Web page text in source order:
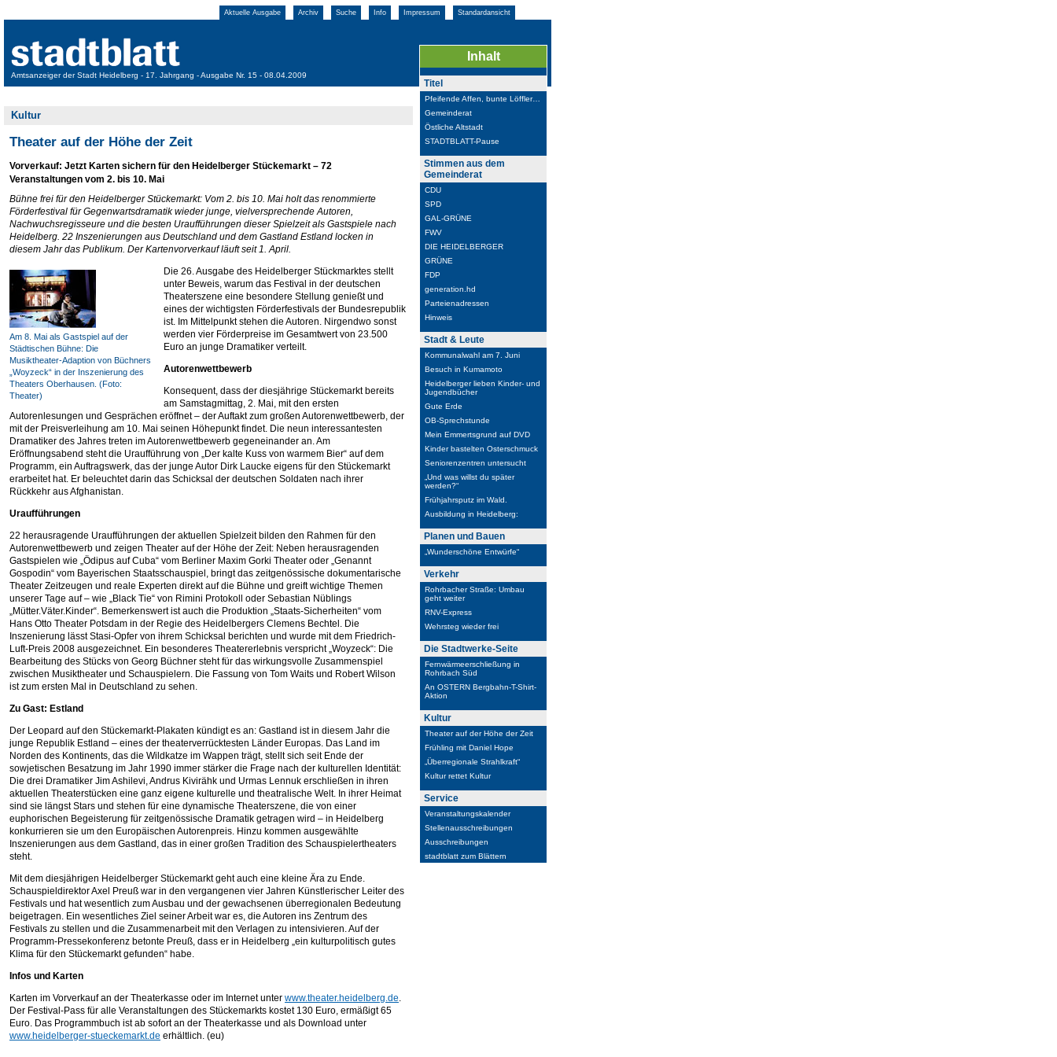
Aktuelle Ausgabe Archiv Suche Info Impressum Standardansicht
Amtsanzeiger der Stadt Heidelberg - 17. Jahrgang - Ausgabe Nr. 15 - 08.04.2009
Kultur
Theater auf der Höhe der Zeit
Vorverkauf: Jetzt Karten sichern für den Heidelberger Stückemarkt – 72
Veranstaltungen vom 2. bis 10. Mai
Bühne frei für den Heidelberger Stückemarkt: Vom 2. bis 10. Mai holt das renommierte
Förderfestival für Gegenwartsdramatik wieder junge, vielversprechende Autoren,
Nachwuchsregisseure und die besten Uraufführungen dieser Spielzeit als Gastspiele nach
Heidelberg. 22 Inszenierungen aus Deutschland und dem Gastland Estland locken in
diesem Jahr das Publikum. Der Kartenvorverkauf läuft seit 1. April.
Am 8. Mai als Gastspiel auf der
Städtischen Bühne: Die
Musiktheater-Adaption von Büchners
„Woyzeck“ in der Inszenierung des
Theaters Oberhausen. (Foto:
Theater)
Die 26. Ausgabe des Heidelberger Stückmarktes stellt
unter Beweis, warum das Festival in der deutschen
Theaterszene eine besondere Stellung genießt und
eines der wichtigsten Förderfestivals der Bundesrepublik
ist. Im Mittelpunkt stehen die Autoren. Nirgendwo sonst
werden vier Förderpreise im Gesamtwert von 23.500
Euro an junge Dramatiker verteilt.
Autorenwettbewerb
Konsequent, dass der diesjährige Stückemarkt bereits
am Samstagmittag, 2. Mai, mit den ersten
Autorenlesungen und Gesprächen eröffnet – der Auftakt zum großen Autorenwettbewerb, der
mit der Preisverleihung am 10. Mai seinen Höhepunkt findet. Die neun interessantesten
Dramatiker des Jahres treten im Autorenwettbewerb gegeneinander an. Am
Eröffnungsabend steht die Uraufführung von „Der kalte Kuss von warmem Bier“ auf dem
Programm, ein Auftragswerk, das der junge Autor Dirk Laucke eigens für den Stückemarkt
erarbeitet hat. Er beleuchtet darin das Schicksal der deutschen Soldaten nach ihrer
Rückkehr aus Afghanistan.
Uraufführungen
22 herausragende Uraufführungen der aktuellen Spielzeit bilden den Rahmen für den
Autorenwettbewerb und zeigen Theater auf der Höhe der Zeit: Neben herausragenden
Gastspielen wie „Ödipus auf Cuba“ vom Berliner Maxim Gorki Theater oder „Genannt
Gospodin“ vom Bayerischen Staatsschauspiel, bringt das zeitgenössische dokumentarische
Theater Zeitzeugen und reale Experten direkt auf die Bühne und greift wichtige Themen
unserer Tage auf – wie „Black Tie“ von Rimini Protokoll oder Sebastian Nüblings
„Mütter.Väter.Kinder“. Bemerkenswert ist auch die Produktion „Staats-Sicherheiten“ vom
Hans Otto Theater Potsdam in der Regie des Heidelbergers Clemens Bechtel. Die
Inszenierung lässt Stasi-Opfer von ihrem Schicksal berichten und wurde mit dem Friedrich-
Luft-Preis 2008 ausgezeichnet. Ein besonderes Theatererlebnis verspricht „Woyzeck“: Die
Bearbeitung des Stücks von Georg Büchner steht für das wirkungsvolle Zusammenspiel
zwischen Musiktheater und Schauspielern. Die Fassung von Tom Waits und Robert Wilson
ist zum ersten Mal in Deutschland zu sehen.
Zu Gast: Estland
Der Leopard auf den Stückemarkt-Plakaten kündigt es an: Gastland ist in diesem Jahr die
junge Republik Estland – eines der theaterverrücktesten Länder Europas. Das Land im
Norden des Kontinents, das die Wildkatze im Wappen trägt, stellt sich seit Ende der
sowjetischen Besatzung im Jahr 1990 immer stärker die Frage nach der kulturellen Identität:
Die drei Dramatiker Jim Ashilevi, Andrus Kivirähk und Urmas Lennuk erschließen in ihren
aktuellen Theaterstücken eine ganz eigene kulturelle und theatralische Welt. In ihrer Heimat
sind sie längst Stars und stehen für eine dynamische Theaterszene, die von einer
euphorischen Begeisterung für zeitgenössische Dramatik getragen wird – in Heidelberg
konkurrieren sie um den Europäischen Autorenpreis. Hinzu kommen ausgewählte
Inszenierungen aus dem Gastland, das in einer großen Tradition des Schauspielertheaters
steht.
Mit dem diesjährigen Heidelberger Stückemarkt geht auch eine kleine Ära zu Ende.
Schauspieldirektor Axel Preuß war in den vergangenen vier Jahren Künstlerischer Leiter des
Festivals und hat wesentlich zum Ausbau und der gewachsenen überregionalen Bedeutung
beigetragen. Ein wesentliches Ziel seiner Arbeit war es, die Autoren ins Zentrum des
Festivals zu stellen und die Zusammenarbeit mit den Verlagen zu intensivieren. Auf der
Programm-Pressekonferenz betonte Preuß, dass er in Heidelberg „ein kulturpolitisch gutes
Klima für den Stückemarkt gefunden“ habe.
Infos und Karten
Karten im Vorverkauf an der Theaterkasse oder im Internet unter www.theater.heidelberg.de.
Der Festival-Pass für alle Veranstaltungen des Stückemarkts kostet 130 Euro, ermäßigt 65
Euro. Das Programmbuch ist ab sofort an der Theaterkasse und als Download unter
www.heidelberger-stueckemarkt.de erhältlich. (eu)
Inhalt
Titel
Pfeifende Affen, bunte Löffler…
Gemeinderat
Östliche Altstadt
STADTBLATT-Pause
Stimmen aus dem
Gemeinderat
CDU
SPD
GAL-GRÜNE
FWV
DIE HEIDELBERGER
GRÜNE
FDP
generation.hd
Parteienadressen
Hinweis
Stadt & Leute
Kommunalwahl am 7. Juni
Besuch in Kumamoto
Heidelberger lieben Kinder- und
Jugendbücher
Gute Erde
OB-Sprechstunde
Mein Emmertsgrund auf DVD
Kinder bastelten Osterschmuck
Seniorenzentren untersucht
„Und was willst du später
werden?“
Frühjahrsputz im Wald.
Ausbildung in Heidelberg:
Planen und Bauen
„Wunderschöne Entwürfe“
Verkehr
Rohrbacher Straße: Umbau
geht weiter
RNV-Express
Wehrsteg wieder frei
Die Stadtwerke-Seite
Fernwärmeerschließung in
Rohrbach Süd
An OSTERN Bergbahn-T-Shirt-
Aktion
Kultur
Theater auf der Höhe der Zeit
Frühling mit Daniel Hope
„Überregionale Strahlkraft“
Kultur rettet Kultur
Service
Veranstaltungskalender
Stellenausschreibungen
Ausschreibungen
stadtblatt zum Blättern